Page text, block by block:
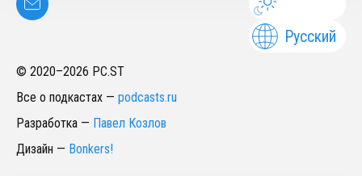
Русский
© 2020–2026 PC.ST
Все о подкастах — podcasts.ru
Разработка — Павел Козлов
Дизайн — Bonkers!